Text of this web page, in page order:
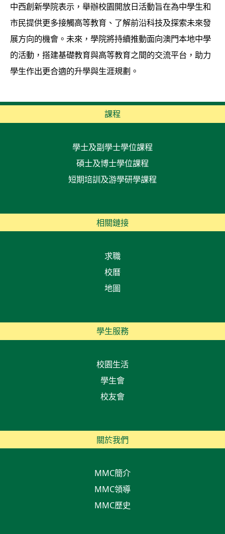
中西創新學院表示，舉辦校園開放日活動旨在為中學生和
市民提供更多接觸高等教育、了解前沿科技及探索未來發
展方向的機會。未來，學院將持續推動面向澳門本地中學
的活動，搭建基礎教育與高等教育之間的交流平台，助力
學生作出更合適的升學與生涯規劃。
課程
學士及副學士學位課程
碩士及博士學位課程
短期培訓及游學研學課程
相關鏈接
求職
校曆
地圖
學生服務
校園生活
學生會
校友會
關於我們
MMC簡介
MMC領導
MMC歷史